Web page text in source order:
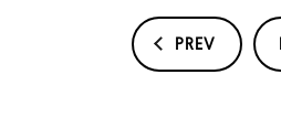
PREV